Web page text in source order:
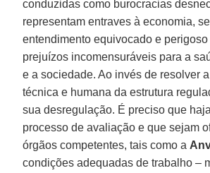
conduzidas como burocracias
representam entraves à economia,
entendimento equivocado e
prejuízos incomensuráveis para a
e a sociedade. Ao invés de resolver
técnica e humana da estrutura
sua desregulação. É preciso que
processo de avaliação e que sejam
órgãos competentes, tais como a
condições adequadas de trabalho –